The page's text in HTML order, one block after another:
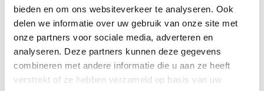
Nu tijdelijk 10% korting op
jouw vloer
Vraag snel een offerte aan en bespaar direct.
Bekijk plak PVC vloeren
bieden en om ons websiteverkeer te analyseren. Ook
delen we informatie over uw gebruik van onze site met
onze partners voor sociale media, adverteren en
analyseren. Deze partners kunnen deze gegevens
combineren met andere informatie die u aan ze heeft
verstrekt of ze hebben verzameld op basis van uw
look beton
Breedte (cm) 61
Lengte (cm) 61
Geschikt voor
ja